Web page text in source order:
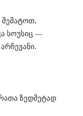
შემატოთ,
სოუსიც —
ზედმეტად